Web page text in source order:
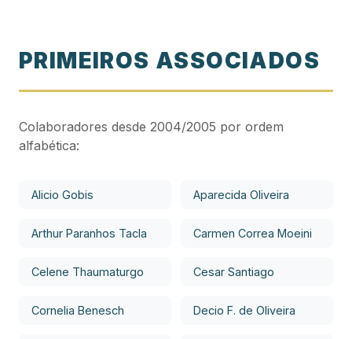
PRIMEIROS ASSOCIADOS
Colaboradores desde 2004/2005 por ordem
alfabética:
Alicio Gobis Aparecida Oliveira
Arthur Paranhos Tacla Carmen Correa Moeini
Celene Thaumaturgo Cesar Santiago
Cornelia Benesch Decio F. de Oliveira